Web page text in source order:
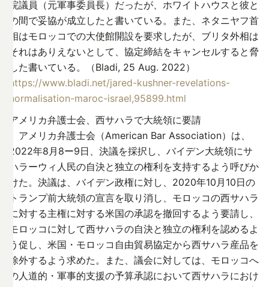
院議員（元軍事委員長）だったが、ホワイトハウスと彼と
の間で妥協が成立したと書いている。また、ネタニヤフ首
相はモロッコでの大使館開設を要求したが、ブリタ外相は
それはありえないとして、協定締結をキャンセルすると脅
した書いている。（Bladi, 25 Aug. 2022）
https://www.bladi.net/jared-kushner-revelations-
normalisation-maroc-israel,95899.html
アメリカ弁護士会、西サハラで大統領に要請
アメリカ弁護士会（American Bar Association）は、
2022年8月8ー9日、決議を採択し、バイデン大統領にサ
ハラーウィ人民の自決と独立の権利を支持するよう呼びか
けた。決議は、バイデン政権に対し、2020年10月10日の
トランプ前大統領の宣言を取り消し、モロッコの西サハラ
に対する主権に対する米国の承認を撤回するよう要請し、
モロッコに対して西サハラの自決と独立の権利を認めるよ
う促し、米国・モロッコ自由貿易協定から西サハラ産品を
除外するよう求めた。また、議会に対しては、モロッコへ
の人道的・軍事的支援の予算承認において西サハラにおけ